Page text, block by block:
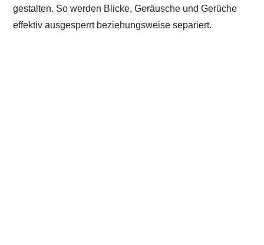
gestalten. So werden Blicke, Geräusche und Gerüche
effektiv ausgesperrt beziehungsweise separiert.